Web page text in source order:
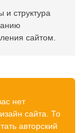
структура
сайтом.
нет
сайта. То
авторский